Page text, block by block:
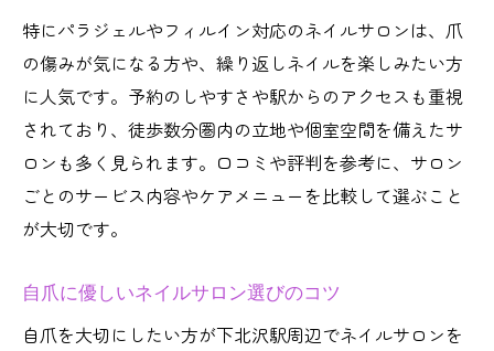
状況表
デザインと自爪ケア両立のネイルサロン選
び方
自爪にやさしいデザイン提案が得意なネイ
ルサロン
自爪ケアとトレンドデザインの両立術
和
パラジェル採用で爪を健やかに守る方法
特にパラジェルやフィルイン対応のネイルサロンは、爪
の傷みが気になる方や、繰り返しネイルを楽しみたい方
に人気です。予約のしやすさや駅からのアクセスも重視
されており、徒歩数分圏内の立地や個室空間を備えたサ
ロンも多く見られます。口コミや評判を参考に、サロン
ごとのサービス内容やケアメニューを比較して選ぶこと
が大切です。
自爪に優しいネイルサロン選びのコツ
自爪を大切にしたい方が下北沢駅周辺でネイルサロンを